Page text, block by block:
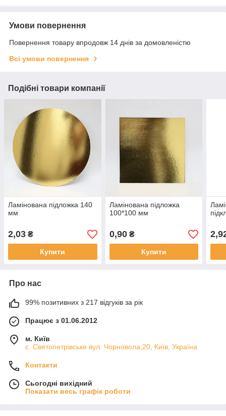
Умови повернення
Повернення товару впродовж 14 днів за домовленістю
Всі умови повернення
Подібні товари компанії
Ламінована підложка 140
мм
2,03 ₴
Купити
Ламінована підложка
100*100 мм
0,90₴
Купити
Про нас
99% позитивних з 217 відгуків за рік
Працює з 01.06.2012
м. Київ
с. Святопетрівське вул. Чорновола,20, Київ, Україна
Контакти
Сьогодні вихідний
Показати весь графік роботи